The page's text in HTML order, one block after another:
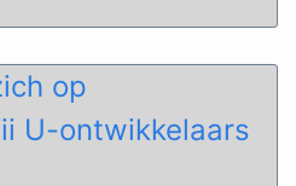
op
U-ontwikkelaars